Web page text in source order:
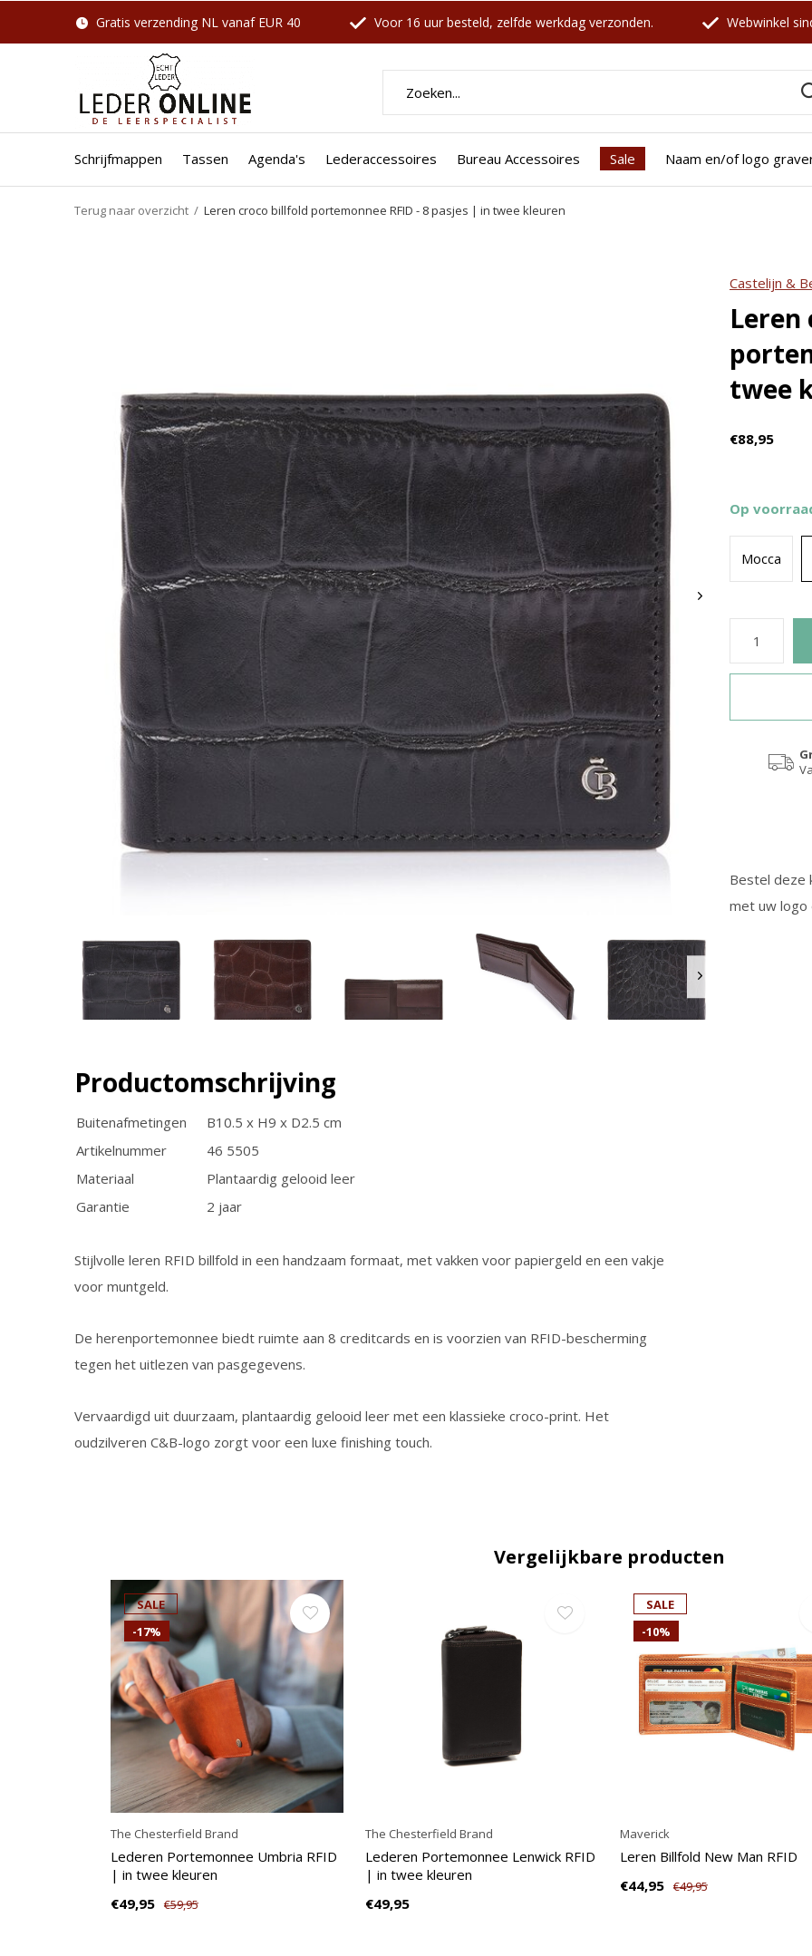
Schrijfmappen Tassen Agenda's Lederaccessoires Bureau Accessoires Sale Naam en/of logo
Gratis verzending NL vanaf EUR 40 Voor 16 uur besteld, zelfde werkdag verzonden. Webwinkel
Terug naar overzicht Leren croco billfold portemonnee RFID - 8 pasjes | in twee kleuren
LeatherLeaf
Lederen schrijfmap A4 | ritssluiting en
tablet vak
€79,95 €109,95
Maverick
Leren Billfold portemonnee The Original
RFID
€44,95 €49,95
GreenBurry
Leren schrijfmap A4 met
€119,95
Castelijn &
twee
€88,95
Op
Mocca
Bestel deze
met uw logo
Productomschrijving
Buitenafmetingen
B10.5 x H9 x D2.5 cm
Artikelnummer
46 5505
Materiaal
Plantaardig gelooid leer
Garantie
2 jaar
Stijlvolle leren RFID billfold in een handzaam formaat, met vakken voor papiergeld en een vakje
voor muntgeld.
De herenportemonnee biedt ruimte aan 8 creditcards en is voorzien van RFID-bescherming
tegen het uitlezen van pasgegevens.
Vervaardigd uit duurzaam, plantaardig gelooid leer met een klassieke croco-print. Het
oudzilveren C&B-logo zorgt voor een luxe finishing touch.
Vergelijkbare producten
SALE
-17%
The Chesterfield Brand
Lederen Portemonnee Umbria RFID
| in twee kleuren
€49,95 €59,95
The Chesterfield Brand
Lederen Portemonnee Lenwick RFID
| in twee kleuren
€49,95
SALE
-10%
Maverick
Leren Billfold New Man RFID
€44,95 €49,95